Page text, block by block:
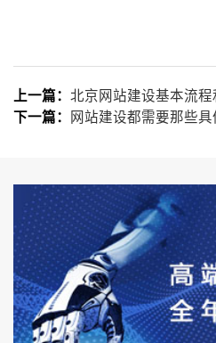
上一篇： 北京网站建设基本流程
下一篇： 网站建设都需要那些